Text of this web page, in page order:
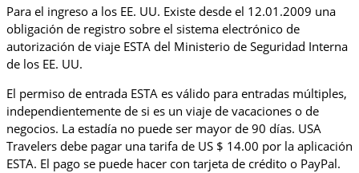
Para el ingreso a los EE. UU. Existe desde el 12.01.2009 una
obligación de registro sobre el sistema electrónico de
autorización de viaje ESTA del Ministerio de Seguridad Interna
de los EE. UU.
El permiso de entrada ESTA es válido para entradas múltiples,
independientemente de si es un viaje de vacaciones o de
negocios. La estadía no puede ser mayor de 90 días. USA
Travelers debe pagar una tarifa de US $ 14.00 por la aplicación
ESTA. El pago se puede hacer con tarjeta de crédito o PayPal.